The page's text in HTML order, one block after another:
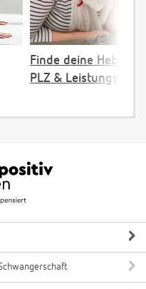
Finde deine
PLZ &